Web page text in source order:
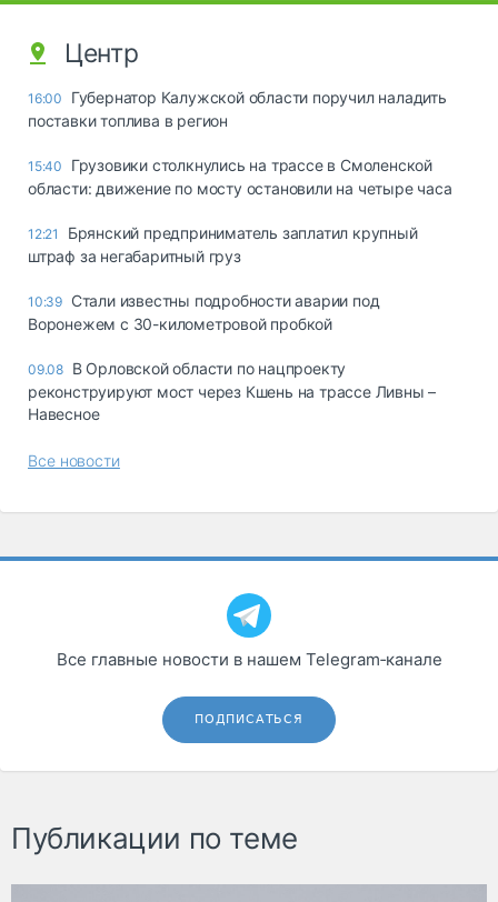
Центр
16:00
Губернатор Калужской области поручил наладить
поставки топлива в регион
15:40
Грузовики столкнулись на трассе в Смоленской
области: движение по мосту остановили на четыре часа
12:21
Брянский предприниматель заплатил крупный
штраф за негабаритный груз
10:39 Стали известны подробности аварии под
Воронежем с 30-километровой пробкой
09.08 В Орловской области по нацпроекту
реконструируют мост через Кшень на трассе Ливны –
Навесное
Все новости
Все главные новости в нашем Telegram‑канале
ПОДПИСАТЬСЯ
Публикации по теме